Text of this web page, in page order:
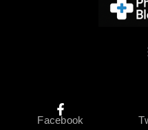
Facebook